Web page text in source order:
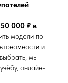
50 000 ₽ в
модели по
и
мы
онлайн-